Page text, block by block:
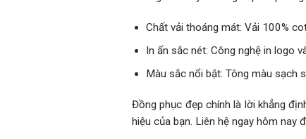
Chất vải thoáng mát: Vải 100%
In ấn sắc nét: Công nghệ in logo
Màu sắc nổi bật: Tông màu sạch
Đồng phục đẹp chính là lời khẳng
hiệu của bạn. Liên hệ ngay hôm nay